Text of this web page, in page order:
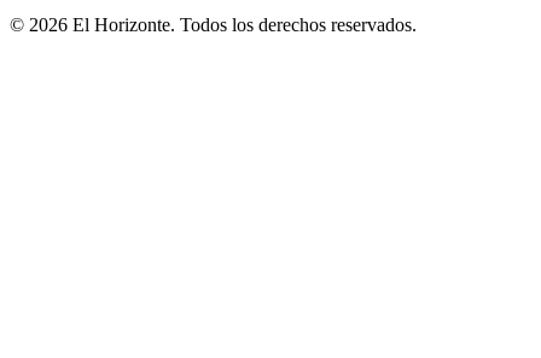
© 2026 El Horizonte. Todos los derechos reservados.